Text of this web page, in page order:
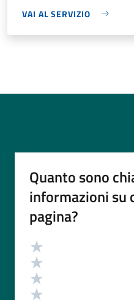
VAI AL SERVIZIO
Quanto sono
informazioni su
pagina?
Valutazione